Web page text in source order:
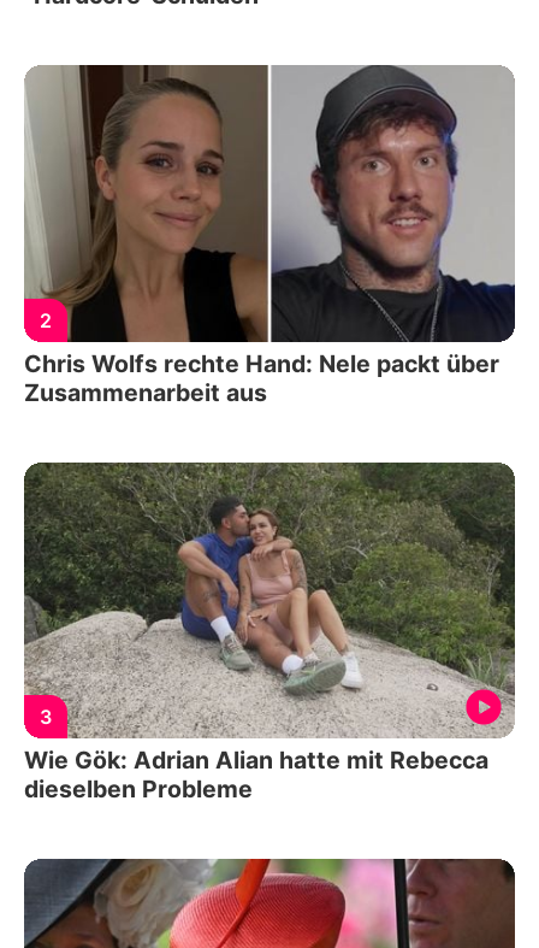
2
Chris Wolfs rechte Hand: Nele packt über
Zusammenarbeit aus
3
Wie Gök: Adrian Alian hatte mit Rebecca
dieselben Probleme